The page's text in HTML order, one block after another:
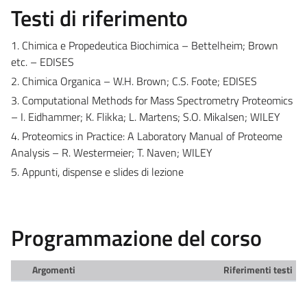
Testi di riferimento
1. Chimica e Propedeutica Biochimica – Bettelheim; Brown
etc. – EDISES
2. Chimica Organica – W.H. Brown; C.S. Foote; EDISES
3. Computational Methods for Mass Spectrometry Proteomics
– I. Eidhammer; K. Flikka; L. Martens; S.O. Mikalsen; WILEY
4. Proteomics in Practice: A Laboratory Manual of Proteome
Analysis – R. Westermeier; T. Naven; WILEY
5. Appunti, dispense e slides di lezione
Programmazione del corso
Argomenti
Riferimenti testi